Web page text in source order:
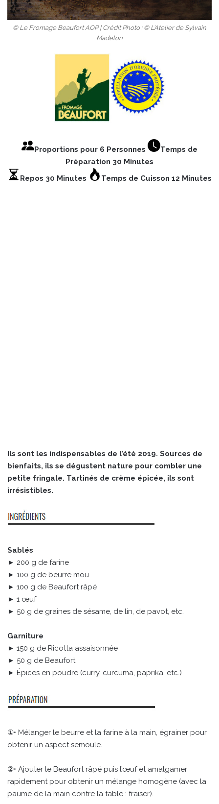
© Le Fromage Beaufort AOP | Crédit Photo : © L’Atelier de Sylvain
Madelon
Proportions pour 6 Personnes
Temps de
Préparation 30 Minutes
Repos 30 Minutes
Temps de Cuisson 12 Minutes
Ils sont les indispensables de l’été 2019. Sources de
bienfaits, ils se dégustent nature pour combler une
petite fringale. Tartinés de crème épicée, ils sont
irrésistibles.
Sablés
► 200 g de farine
► 100 g de beurre mou
► 100 g de Beaufort râpé
► 1 œuf
► 50 g de graines de sésame, de lin, de pavot, etc.
Garniture
► 150 g de Ricotta assaisonnée
► 50 g de Beaufort
► Épices en poudre (curry, curcuma, paprika, etc.)
①• Mélanger le beurre et la farine à la main, égrainer pour
obtenir un aspect semoule.
②• Ajouter le Beaufort râpé puis l’œuf et amalgamer
rapidement pour obtenir un mélange homogène (avec la
paume de la main contre la table : fraiser).